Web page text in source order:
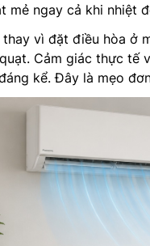
mẻ ngay cả khi nhiệt
thay vì đặt điều hòa ở
Cảm giác thực tế
kể. Đây là mẹo